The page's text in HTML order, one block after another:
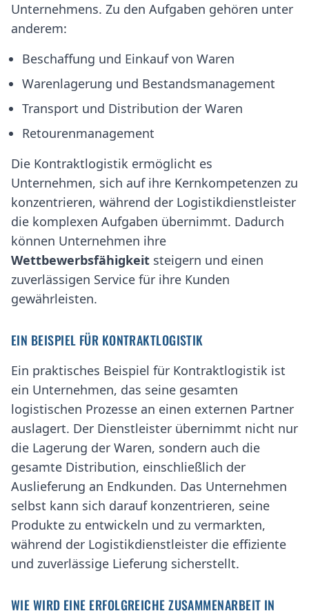
Unternehmens. Zu den Aufgaben gehören unter
anderem:
Beschaffung und Einkauf von Waren
Warenlagerung und Bestandsmanagement
Transport und Distribution der Waren
Retourenmanagement
Die Kontraktlogistik ermöglicht es
Unternehmen, sich auf ihre Kernkompetenzen zu
konzentrieren, während der Logistikdienstleister
die komplexen Aufgaben übernimmt. Dadurch
können Unternehmen ihre
Wettbewerbsfähigkeit steigern und einen
zuverlässigen Service für ihre Kunden
gewährleisten.
EIN BEISPIEL FÜR KONTRAKTLOGISTIK
Ein praktisches Beispiel für Kontraktlogistik ist
ein Unternehmen, das seine gesamten
logistischen Prozesse an einen externen Partner
auslagert. Der Dienstleister übernimmt nicht nur
die Lagerung der Waren, sondern auch die
gesamte Distribution, einschließlich der
Auslieferung an Endkunden. Das Unternehmen
selbst kann sich darauf konzentrieren, seine
Produkte zu entwickeln und zu vermarkten,
während der Logistikdienstleister die effiziente
und zuverlässige Lieferung sicherstellt.
WIE WIRD EINE ERFOLGREICHE ZUSAMMENARBEIT IN